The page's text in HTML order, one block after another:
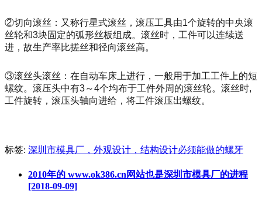
②切向滚丝：又称行星式滚丝，滚压工具由1个旋转的中央滚
丝轮和3块固定的弧形丝板组成。滚丝时，工件可以连续送
进，故生产率比搓丝和径向滚丝高。
③滚丝头滚丝：在自动车床上进行，一般用于加工工件上的短
螺纹。滚压头中有3～4个均布于工件外周的滚丝轮。滚丝时,
工件旋转，滚压头轴向进给，将工件滚压出螺纹。
标签: 深圳市模具厂，外观设计，结构设计必须能做的螺牙
2010年的 www.ok386.cn网站也是深圳市模具厂的进程
[2018-09-09]